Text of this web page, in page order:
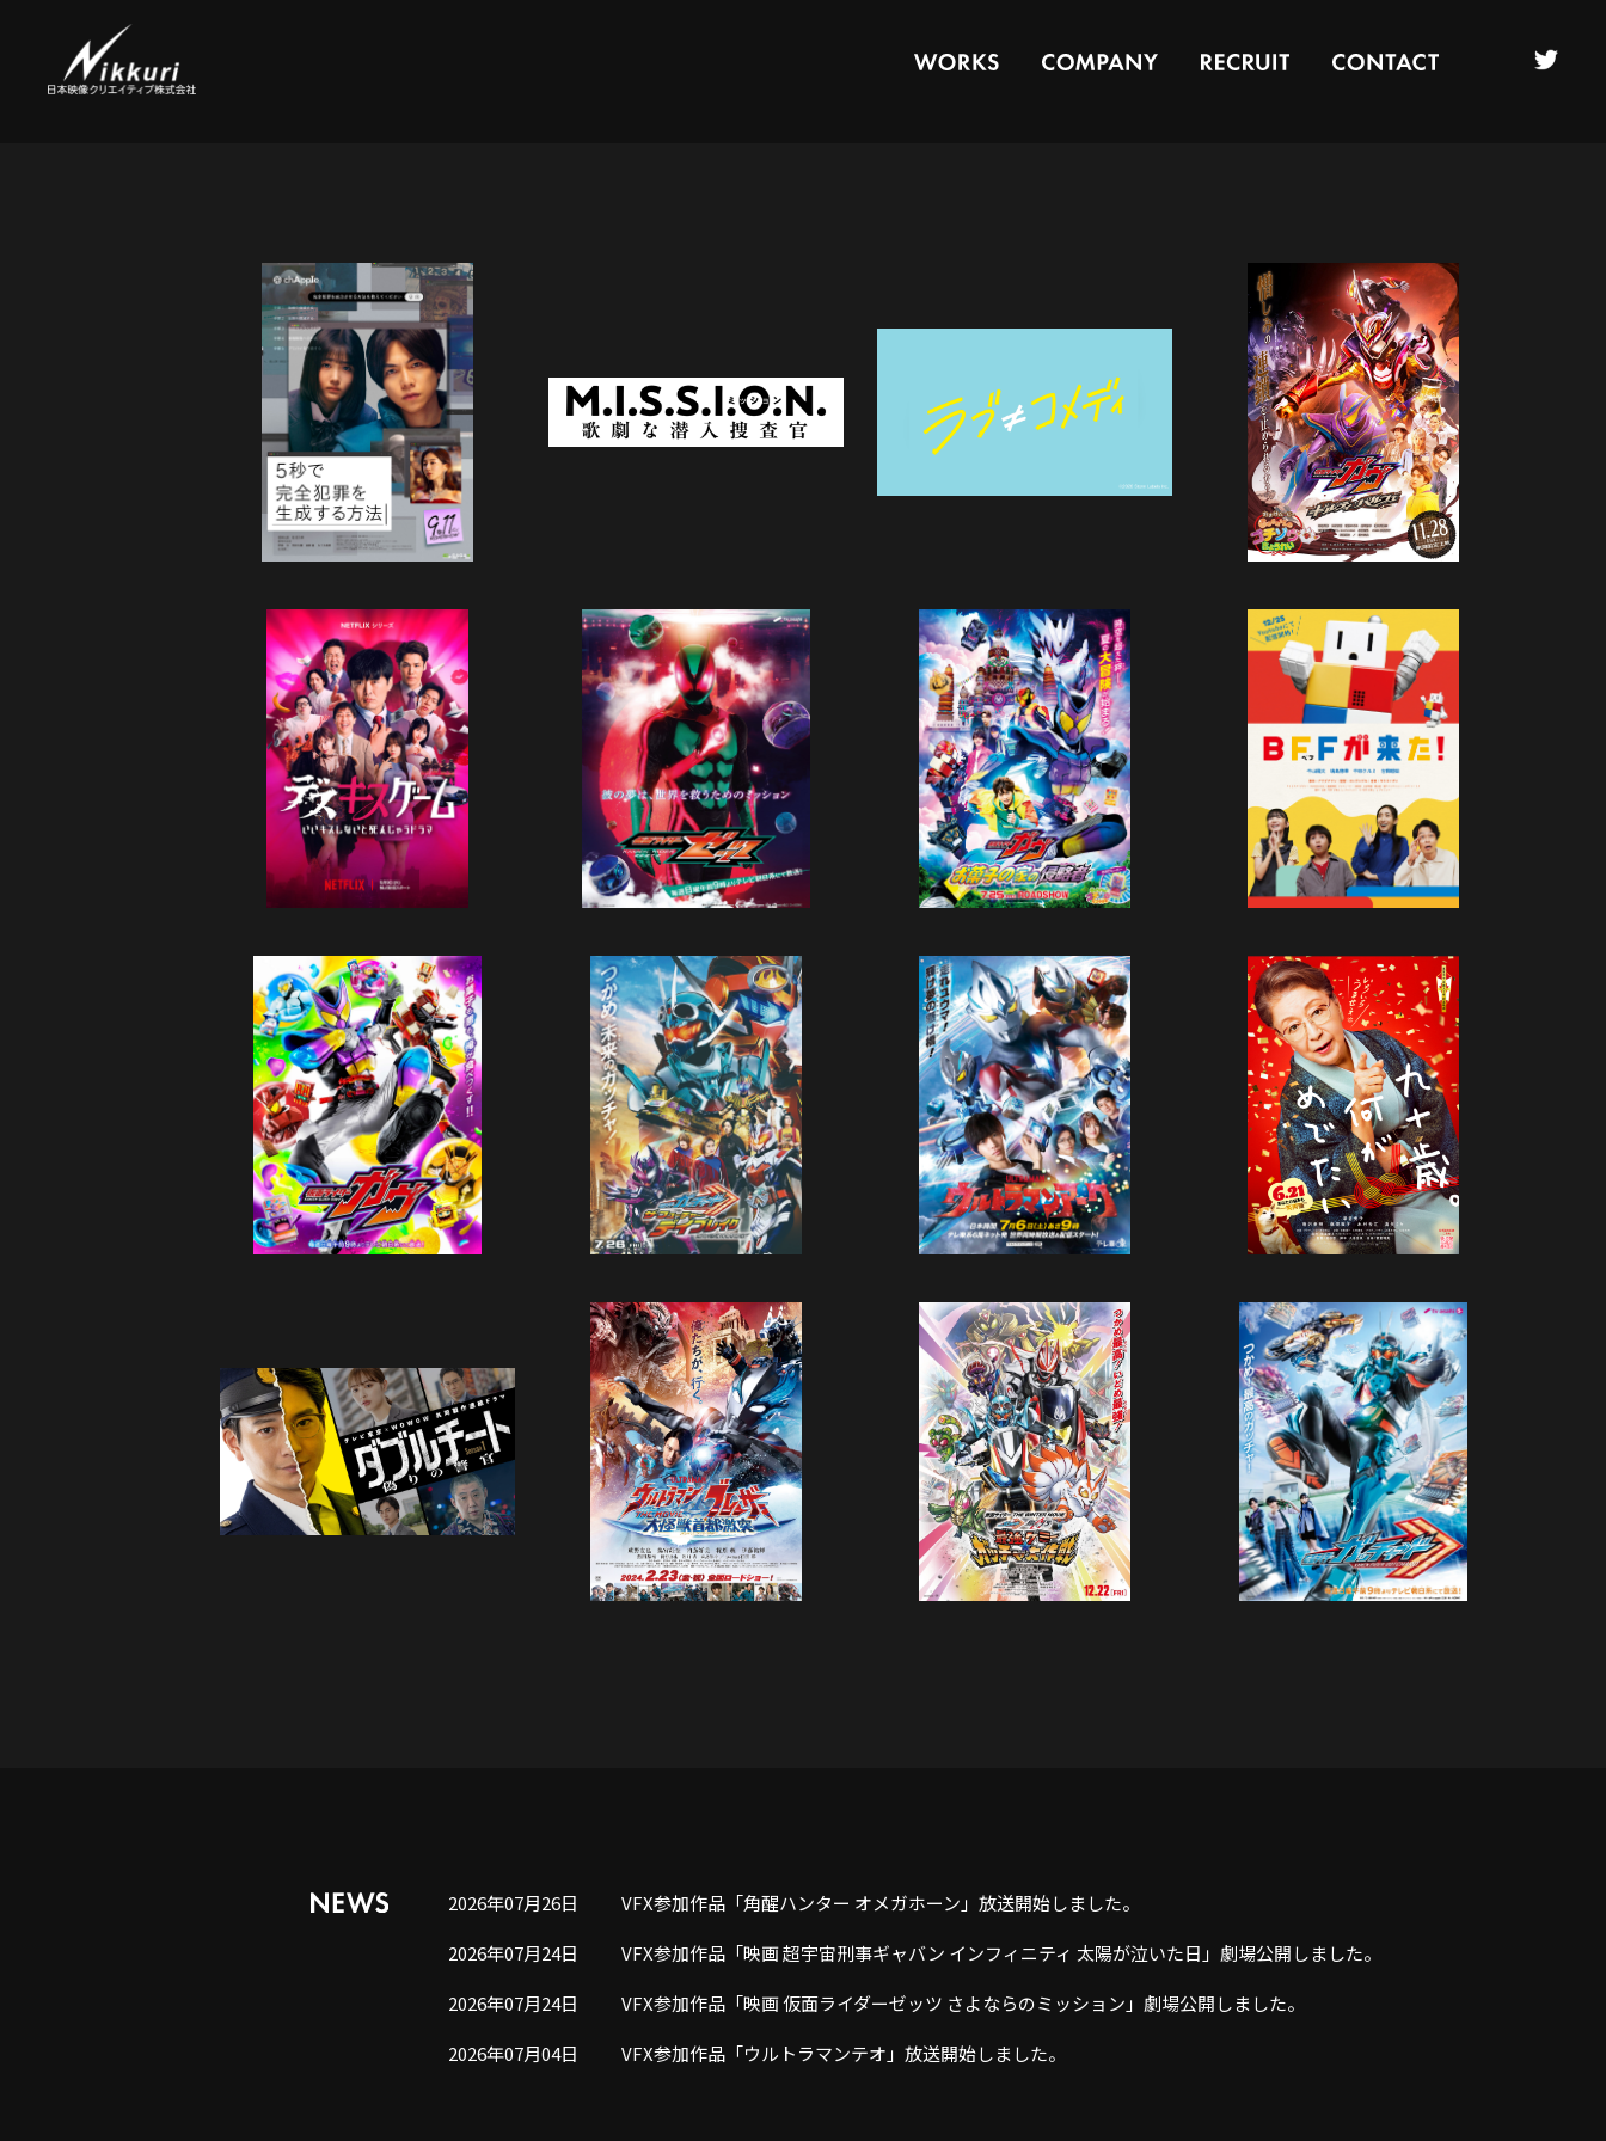
2026年07月26日
VFX参加作品「角醒ハンター オメガホーン」放送開始しました。
2026年07月24日
VFX参加作品「映画 超宇宙刑事ギャバン インフィニティ 太陽が泣いた日」劇場公開しました。
2026年07月24日
VFX参加作品「映画 仮面ライダーゼッツ さよならのミッション」劇場公開しました。
2026年07月04日
VFX参加作品「ウルトラマンテオ」放送開始しました。